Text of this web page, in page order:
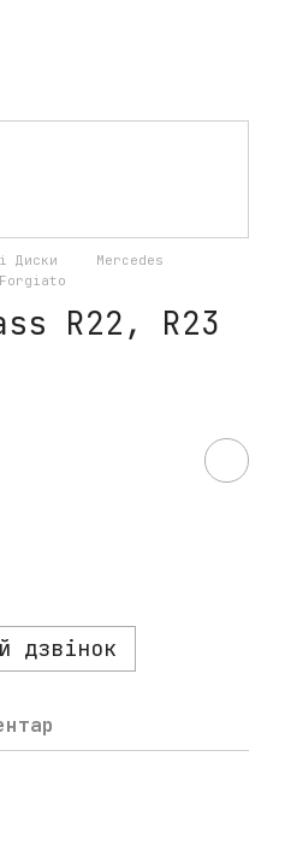
Диски
Mercedes
R22, R23
дзвінок